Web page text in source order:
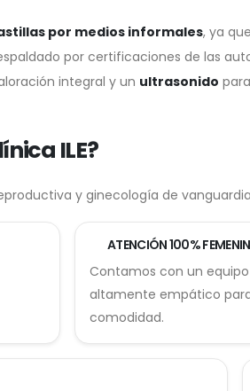
por medios informales, ya
por certificaciones de las
integral y un ultrasonido
ILE?
y ginecología de
ATENCIÓN 100%
Contamos con un
altamente empático
comodidad.